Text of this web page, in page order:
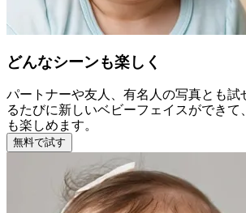
どんなシーンも楽しく
パートナーや友人、有名人の写真とも試
るたびに新しいベビーフェイスができて
も楽しめます。
無料で試す